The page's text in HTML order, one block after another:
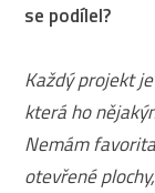
se podílel?
Každý projekt
která ho
Nemám
otevřené